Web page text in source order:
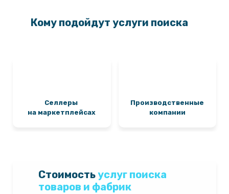
Кому подойдут услуги поиска
Селлеры
на маркетплейсах
Производственные
компании
Cтоимостьуслуг поиска
товаров и фабрик